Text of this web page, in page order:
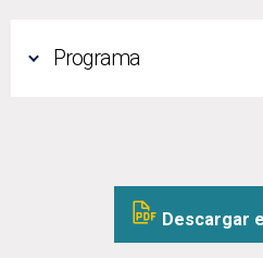
Programa
Descargar